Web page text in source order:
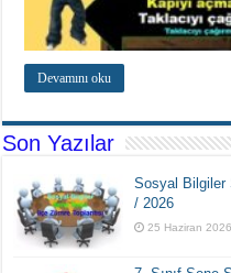
Devamını oku
Son Yazılar
Sosyal Bilgiler
/ 2026
25 Haziran 2026